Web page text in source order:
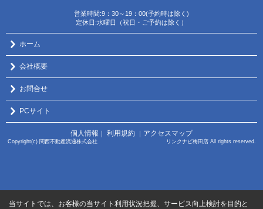
営業時間:9：30～19：00(予約時は除く)
定休日:水曜日（祝日・ご予約は除く）
ホーム
会社概要
お問合せ
PCサイト
個人情報 利用規約 アクセスマップ
Copyright(c) 関西不動産流通株式会社 リンクナビ梅田店 All rights reserved.
当サイトでは、お客様の当サイト利用状況把握、サービス向上検討を目的と